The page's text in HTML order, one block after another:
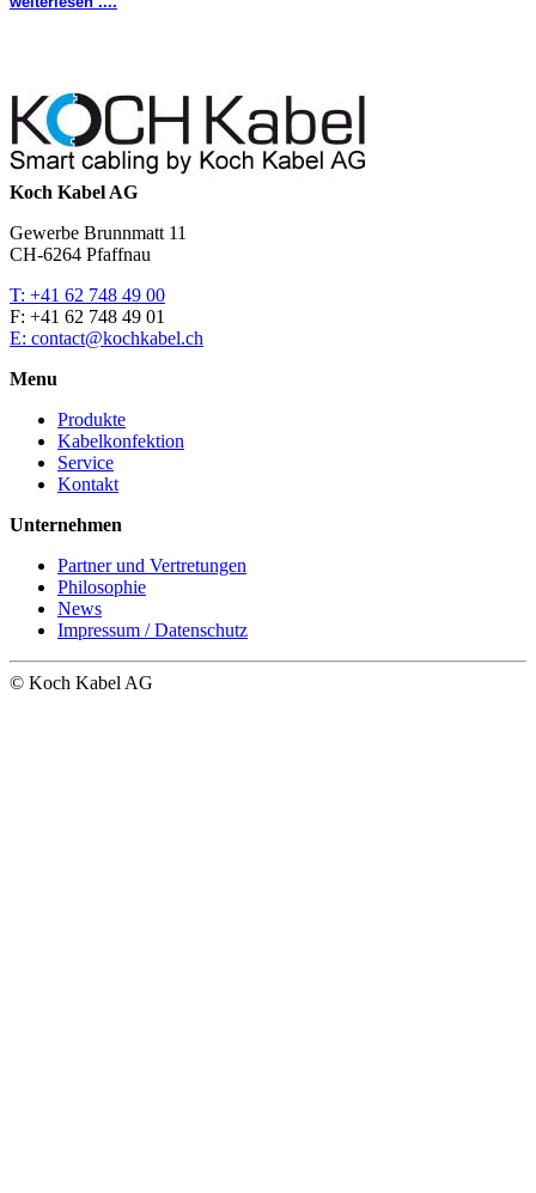
Koch Kabel AG
Gewerbe Brunnmatt 11
CH-6264 Pfaffnau
T: +41 62 748 49 00
F: +41 62 748 49 01
E: contact@kochkabel.ch
Menu
Produkte
Kabelkonfektion
Service
Kontakt
Unternehmen
Partner und Vertretungen
Philosophie
News
Impressum / Datenschutz
© Koch Kabel AG